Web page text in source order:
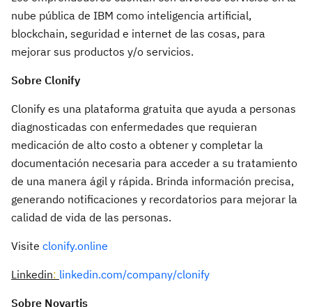
nube pública de IBM como inteligencia artificial,
blockchain, seguridad e internet de las cosas, para
mejorar sus productos y/o servicios.
Sobre Clonify
Clonify es una plataforma gratuita que ayuda a personas
diagnosticadas con enfermedades que requieran
medicación de alto costo a obtener y completar la
documentación necesaria para acceder a su tratamiento
de una manera ágil y rápida. Brinda información precisa,
generando notificaciones y recordatorios para mejorar la
calidad de vida de las personas.
Visite clonify.online
Linkedin: linkedin.com/company/clonify
Sobre Novartis